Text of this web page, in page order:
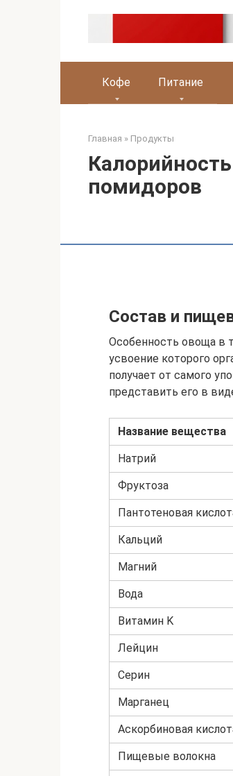
Кофе Питание
Главная » Продукты
помидоров
Состав и
Особенность овоща в
усвоение которого
получает от самого
представить его в
Название вещества
Натрий
Фруктоза
Пантотеновая
Кальций
Магний
Вода
Витамин K
Лейцин
Серин
Марганец
Аскорбиновая
Пищевые волокна